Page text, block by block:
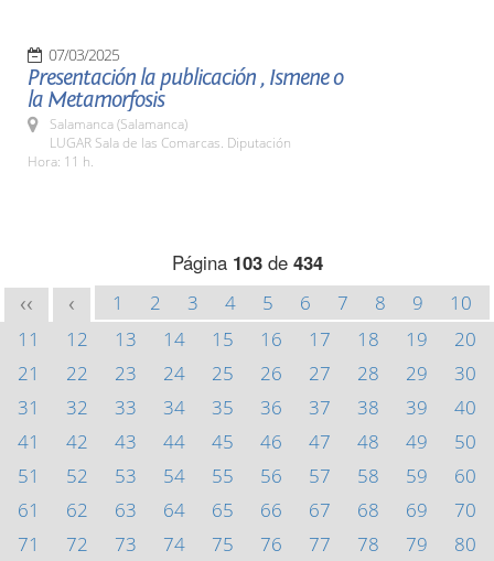
07/03/2025
Presentación la publicación , Ismene o
la Metamorfosis
Salamanca (Salamanca)
LUGAR Sala de las Comarcas. Diputación
Hora: 11 h.
Página 103de 434
<< < 1 2 3 4 5 6 7 8 9
10
11
12 13 14 15 16 17 18 19
20
21
22 23 24 25 26 27 28 29
30
31
32 33 34 35 36 37 38 39
40
41
42 43 44 45 46 47 48 49
50
51
52 53 54 55 56 57 58 59
60
61
62 63 64 65 66 67 68 69
70
71
72 73 74 75 76 77 78 79
80